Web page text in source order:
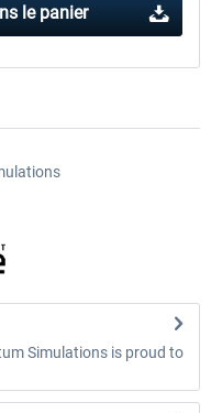
le panier
Simulations is proud to